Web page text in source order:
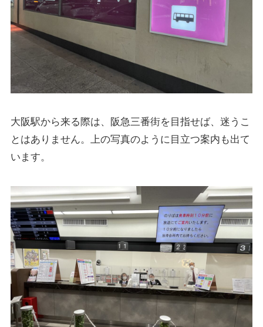
大阪駅から来る際は、阪急三番街を目指せば、迷うこ
とはありません。上の写真のように目立つ案内も出て
います。